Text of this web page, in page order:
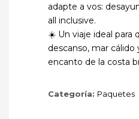
adapte a vos:
all inclusive.
☀️ Un viaje ideal para
descanso, mar
encanto de la costa
Categoría: Paquetes